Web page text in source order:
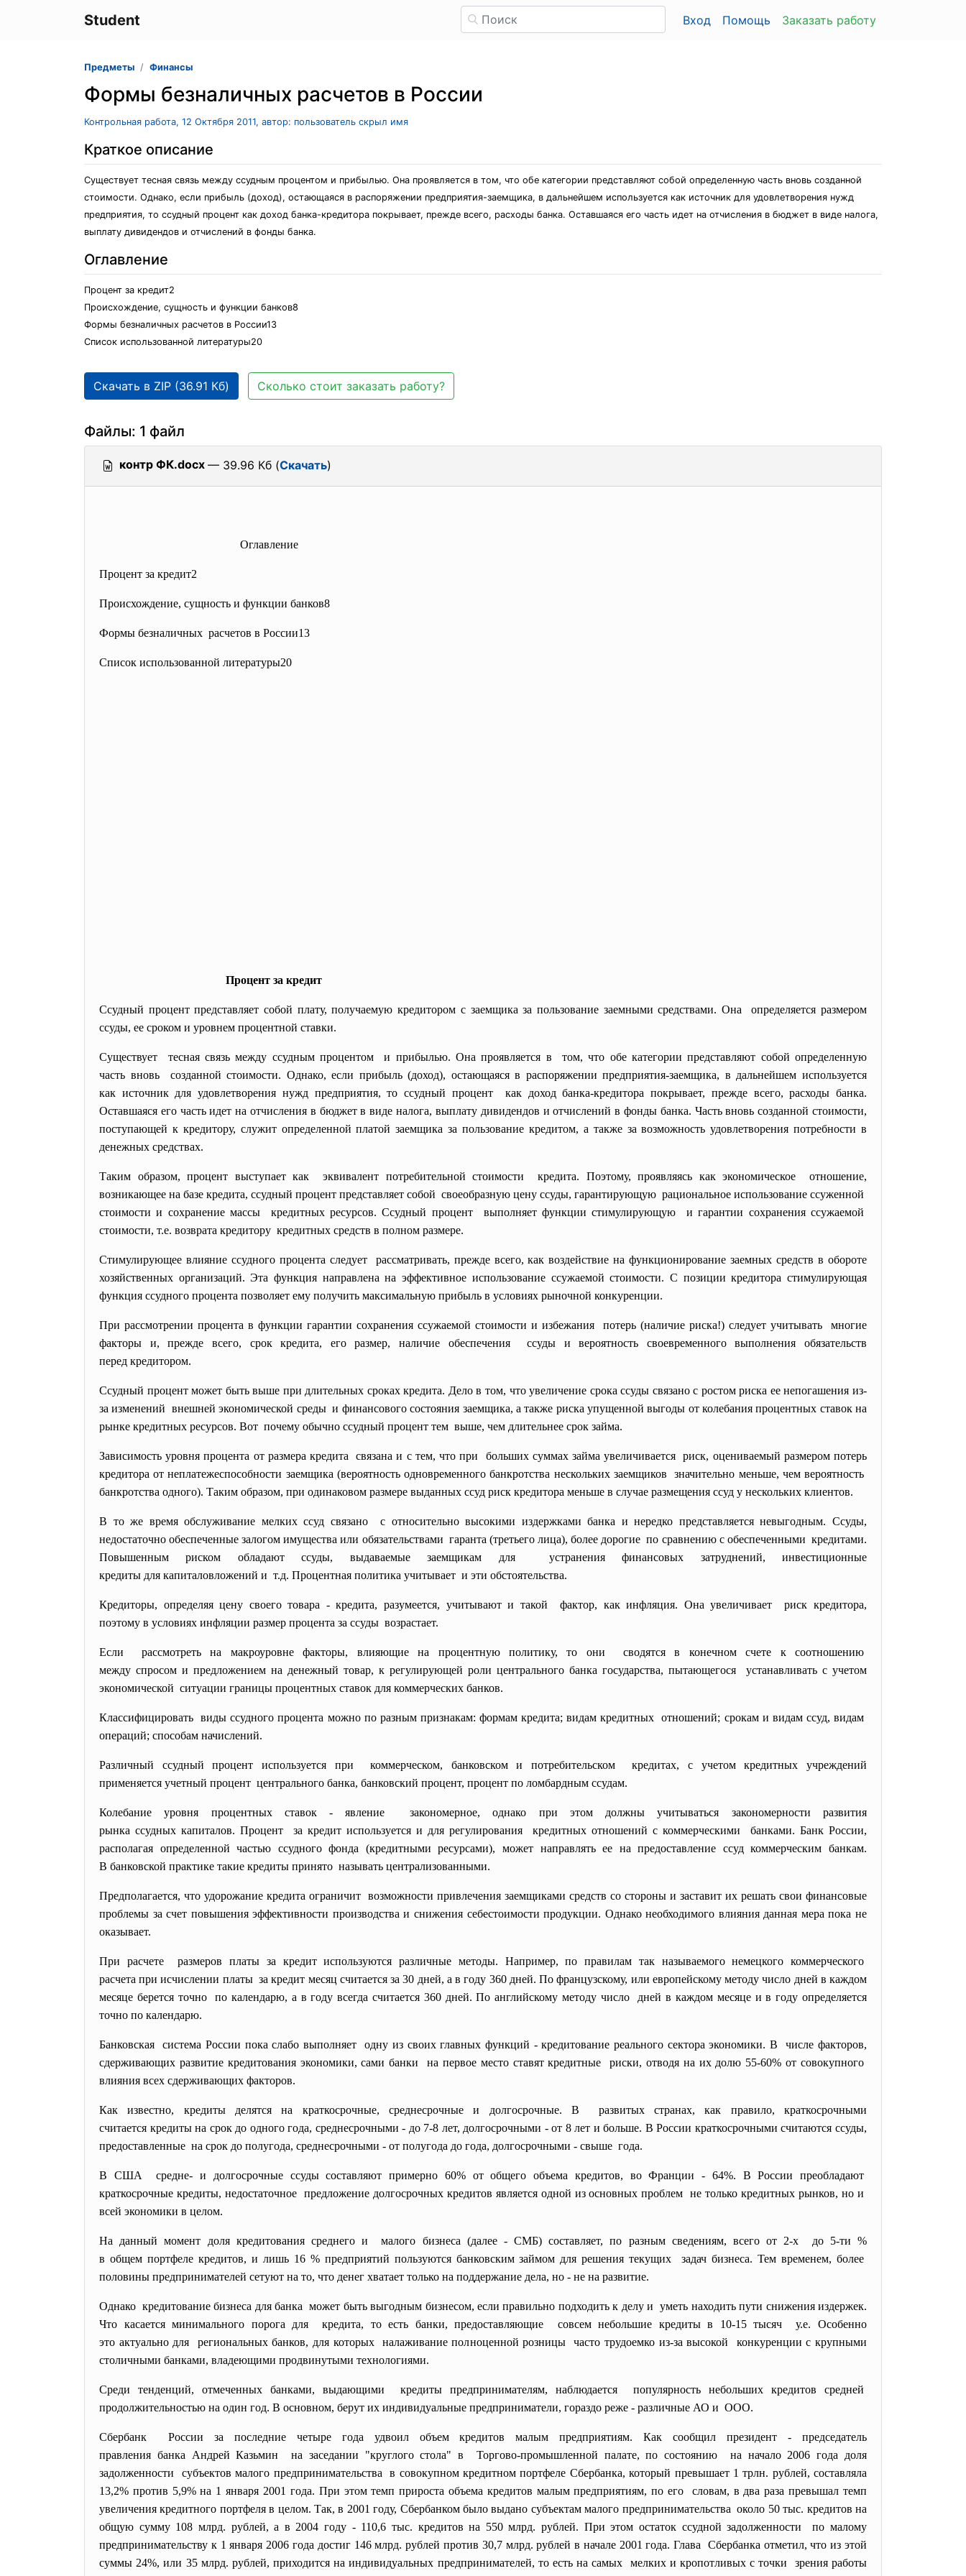
Student Вход Помощь Заказать работу
Предметы Финансы
Формы безналичных расчетов в России
Контрольная работа, 12 Октября 2011, автор: пользователь скрыл имя
Краткое описание
Существует тесная связь между ссудным процентом и прибылью. Она проявляется в том, что обе категории представляют собой определенную часть вновь созданной
стоимости. Однако, если прибыль (доход), остающаяся в распоряжении предприятия-заемщика, в дальнейшем используется как источник для удовлетворения нужд
предприятия, то ссудный процент как доход банка-кредитора покрывает, прежде всего, расходы банка. Оставшаяся его часть идет на отчисления в бюджет в виде налога,
выплату дивидендов и отчислений в фонды банка.
Оглавление
Процент за кредит2
Происхождение, сущность и функции банков8
Формы безналичных расчетов в России13
Список использованной литературы20
Скачать в ZIP (36.91 Кб) Сколько стоит заказать работу?
Файлы: 1 файл
контр ФК.docx — 39.96 Кб (Скачать)
Оглавление
Процент за кредит2
Происхождение, сущность и функции банков8
Формы безналичных расчетов в России13
Список использованной литературы20
Процент за кредит
Ссудный процент представляет собой плату, получаемую кредитором с заемщика за пользование заемными средствами. Она определяется размером
ссуды, ее сроком и уровнем процентной ставки.
Существует тесная связь между ссудным процентом и прибылью. Она проявляется в том, что обе категории представляют собой определенную
часть вновь созданной стоимости. Однако, если прибыль (доход), остающаяся в распоряжении предприятия-заемщика, в дальнейшем используется
как источник для удовлетворения нужд предприятия, то ссудный процент как доход банка-кредиторапокрывает, прежде всего, расходы банка.
Оставшаяся его часть идет на отчисления в бюджет в виде налога, выплату дивидендов и отчислений в фонды банка. Часть вновь созданной стоимости,
поступающей к кредитору, служит определенной платой заемщика за пользование кредитом, а также за возможность удовлетворения потребности в
денежных средствах.
Таким образом, процент выступает как эквивалент потребительной стоимости кредита. Поэтому, проявляясь как экономическое отношение,
возникающее на базе кредита, ссудный процент представляет собой своеобразную цену ссуды, гарантирующую рациональное использование ссуженной
стоимости и сохранение массы кредитных ресурсов. Ссудный процент выполняет функциистимулирующую и гарантии сохранения ссужаемой
стоимости, т.е. возврата кредитору кредитных средств в полном размере.
Стимулирующее влияние ссудного процента следует рассматривать, прежде всего, как воздействие на функционирование заемных средств в обороте
хозяйственных организаций. Эта функция направлена на эффективное использование ссужаемой стоимости. С позиции кредитора стимулирующая
функция ссудного процента позволяет ему получить максимальную прибыль в условиях рыночной конкуренции.
При рассмотрении процента в функции гарантии сохранения ссужаемой стоимости и избежания потерь (наличие риска!) следует учитывать многие
факторы и, прежде всего, срок кредита, его размер, наличие обеспечения ссуды и вероятность своевременного выполнения обязательств
перед кредитором.
Ссудный процент может быть выше при длительных сроках кредита. Дело в том, что увеличение срока ссуды связано с ростом риска ее непогашения из-
за изменений внешней экономической среды и финансового состояния заемщика, а также риска упущенной выгоды от колебания процентных ставок на
рынке кредитных ресурсов. Вот почему обычно ссудный процент тем выше, чем длительнее срок займа.
Зависимость уровня процента от размера кредита связана и с тем, что при больших суммах займа увеличивается риск, оцениваемый размером потерь
кредитора от неплатежеспособности заемщика (вероятность одновременного банкротства нескольких заемщиков значительно меньше, чем вероятность
банкротства одного). Таким образом, при одинаковом размере выданных ссуд риск кредитора меньше в случае размещения ссуд у нескольких клиентов.
В то же время обслуживание мелких ссуд связано с относительно высокими издержками банка и нередко представляется невыгодным. Ссуды,
недостаточно обеспеченные залогом имущества или обязательствами гаранта (третьего лица), более дорогие по сравнению с обеспеченными кредитами.
Повышенным риском обладают ссуды, выдаваемые заемщикам для устранения финансовых затруднений, инвестиционные
кредиты для капиталовложений и т.д. Процентная политика учитывает и эти обстоятельства.
Кредиторы, определяя цену своего товара - кредита, разумеется, учитывают и такой фактор, как инфляция. Она увеличивает риск кредитора,
поэтому в условиях инфляции размер процента за ссуды возрастает.
Если рассмотреть на макроуровне факторы, влияющие на процентную политику, то они сводятся в конечном счете к соотношению
между спросом и предложением на денежный товар, к регулирующей роли центрального банка государства, пытающегося устанавливать с учетом
экономической ситуации границы процентных ставок для коммерческих банков.
Классифицировать виды ссудного процента можно по разным признакам: формам кредита; видам кредитных отношений; срокам и видам ссуд, видам
операций; способам начислений.
Различный ссудный процент используется при коммерческом, банковском и потребительском кредитах, с учетом кредитных учреждений
применяется учетный процент центрального банка, банковский процент, процент по ломбардным ссудам.
Колебание уровня процентных ставок - явление закономерное, однако при этом должны учитываться закономерности развития
рынка ссудных капиталов. Процент за кредит используется и для регулирования кредитных отношений с коммерческими банками. Банк России,
располагая определенной частью ссудного фонда (кредитными ресурсами), может направлять ее на предоставление ссуд коммерческим банкам.
В банковской практике такие кредиты принято называть централизованными.
Предполагается, что удорожание кредита ограничит возможности привлечения заемщиками средств со стороны и заставит их решать свои финансовые
проблемы за счет повышения эффективности производства и снижения себестоимости продукции. Однако необходимого влияния данная мера пока не
оказывает.
При расчете размеров платы за кредит используются различные методы. Например, по правилам так называемого немецкого коммерческого
расчета при исчислении платы за кредит месяц считается за 30 дней, а в году 360 дней. По французскому, или европейскому методу число дней в каждом
месяце берется точно по календарю, а в году всегда считается 360 дней. По английскому методу число дней в каждом месяце и в году определяется
точно по календарю.
Банковская система России пока слабо выполняет одну из своих главных функций - кредитование реального сектора экономики. В числе факторов,
сдерживающих развитие кредитования экономики, сами банки на первое место ставят кредитные риски, отводя на их долю 55-60% от совокупного
влияния всех сдерживающих факторов.
Как известно, кредиты делятся на краткосрочные, среднесрочные и долгосрочные. В развитых странах, как правило, краткосрочными
считается кредиты на срок до одного года, среднесрочными - до 7-8 лет, долгосрочными - от 8 лет и больше. В России краткосрочными считаются ссуды,
предоставленные на срок до полугода, среднесрочными - от полугода до года, долгосрочными - свыше года.
В США средне- и долгосрочные ссуды составляют примерно 60% от общего объема кредитов, во Франции - 64%. В России преобладают
краткосрочные кредиты, недостаточное предложение долгосрочных кредитов является одной из основных проблем не только кредитных рынков, но и
всей экономики в целом.
На данный момент доля кредитования среднего и малого бизнеса (далее - СМБ) составляет, по разным сведениям, всего от 2-х до 5-ти %
в общем портфеле кредитов, и лишь 16 % предприятий пользуются банковским займом для решения текущих задач бизнеса. Тем временем, более
половины предпринимателей сетуют на то, что денег хватает только на поддержание дела, но - не на развитие.
Однако кредитование бизнеса для банка может быть выгодным бизнесом, если правильно подходить к делу и уметь находить пути снижения издержек.
Что касается минимального порога для кредита, то есть банки, предоставляющие совсем небольшие кредиты в 10-15 тысяч у.е. Особенно
это актуально для региональных банков, для которых налаживание полноценнойрозницы часто трудоемко из-за высокой конкуренции с крупными
столичными банками, владеющими продвинутыми технологиями.
Среди тенденций, отмеченных банками, выдающими кредиты предпринимателям, наблюдается популярность небольших кредитов средней
продолжительностью на один год. В основном, берут их индивидуальные предприниматели, гораздо реже - различные АО и ООО.
Сбербанк России за последние четыре года удвоил объем кредитов малым предприятиям. Как сообщил президент - председатель
правления банка Андрей Казьмин на заседании "круглого стола" в Торгово-промышленной палате, по состоянию на начало 2006 года доля
задолженности субъектов малого предпринимательства в совокупном кредитном портфеле Сбербанка, который превышает 1 трлн. рублей, составляла
13,2% против 5,9% на 1 января 2001 года. При этом темп прироста объема кредитов малым предприятиям, по его словам, в два раза превышал темп
увеличения кредитного портфеля в целом. Так, в 2001 году, Сбербанком было выдано субъектам малого предпринимательства около 50 тыс. кредитов на
общую сумму 108 млрд. рублей, а в 2004 году - 110,6 тыс. кредитов на 550 млрд. рублей. При этом остаток ссудной задолженности по малому
предпринимательству к 1 января 2006 года достиг 146 млрд. рублей против 30,7 млрд. рублей в начале 2001 года. Глава Сбербанка отметил, что из этой
суммы 24%, или 35 млрд. рублей, приходится на индивидуальных предпринимателей, то есть на самых мелких и кропотливых с точки зрения работы